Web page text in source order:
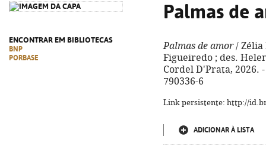
ENCONTRAR EM BIBLIOTECAS
BNP
PORBASE
Palmas de
Palmas de amor/ Zélia
Figueiredo ; des.
Cordel D'Prata, 2026.
790336-6
Link persistente: http://
ADICIONAR À LISTA